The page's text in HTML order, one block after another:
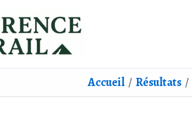
Accueil Résultats